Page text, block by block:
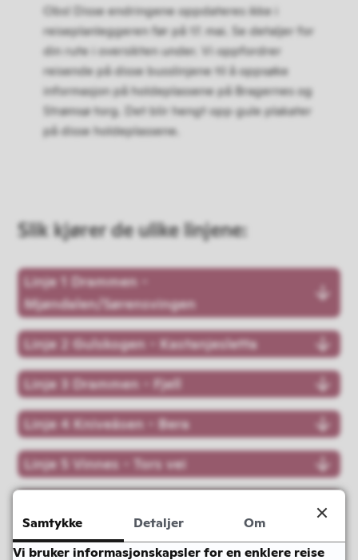
Obs! Disse endringene oppdateres ikke i
reiseplanleggeren før på 17. mai. Se detaljer for
din rute i oversikten under. Vi oppfordrer
reisende på disse busslinjene til å oppsøke
informasjon på holdeplassene på Bragernes og
Strømsø torg. Det blir hengt opp gule plakater
på disse holdeplassene.
Slik kjører de ulike linjene:
Linje 1 Drammen -
Mjøndalen/Sørensvingen
Linje 2 Gulskogen - Kastanjesletta
Linje 3 Drammen - Fjell
Linje 4 Kniveåsen - Bera
Linje 5 Vinnes - Tors vei
Linje 14 Tolerud - Underlia
Samtykke Detaljer
Om
Vi bruker informasjonskapsler for en enklere reise